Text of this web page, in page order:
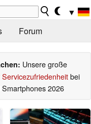
▼
Forum
Unsere große
bei
2026